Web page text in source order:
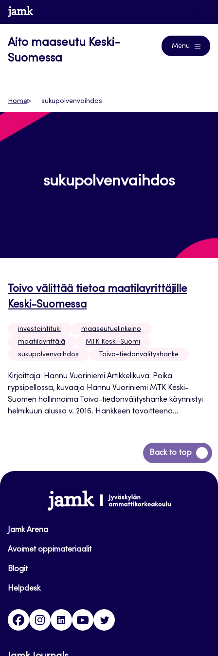
Siirry
suoraan
www.jamk.fi
Aito maaseutu Keski-
Suomessa
Menu
Home sukupolvenvaihdos
sukupolvenvaihdos
Toivo välittää tietoa maatilayrittäjille
Keski-Suomessa
investointituki
maaseutuelinkeino
maatilayrittäjä
MTK Keski-Suomi
sukupolvenvaihdos
Toivo-tiedonvälityshanke
Kirjoittaja: Hannu Vuoriniemi Artikkelikuva: Poika
rypsipellossa, kuvaaja Hannu Vuoriniemi MTK Keski-
Suomen hallinnoima Toivo-tiedonvälityshanke käynnistyi
helmikuun alussa v. 2016. Hankkeen tavoitteena...
Back to top
Siirry
takaisin
www.jamk.fi
Jamk Arena
Avoimet oppimateriaalit
Blogit
Helpdesk
FacebookInstagram
LinkedInYoutube